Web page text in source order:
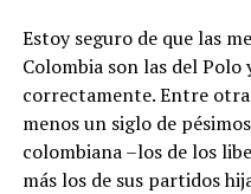
Estoy seguro de que las
Colombia son las del Polo
correctamente. Entre
menos un siglo de
colombiana –los de los
más los de sus partidos